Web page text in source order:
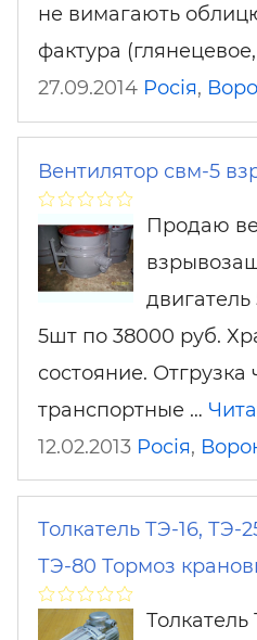
не вимагають
фактура
27.09.2014 Росія,
Вентилятор свм-5
Продаю
двигатель
5шт по 38000 руб.
состояние. Отгрузка
транспортные …
12.02.2013 Росія,
Толкатель ТЭ-16, ТЭ-
ТЭ-80 Тормоз